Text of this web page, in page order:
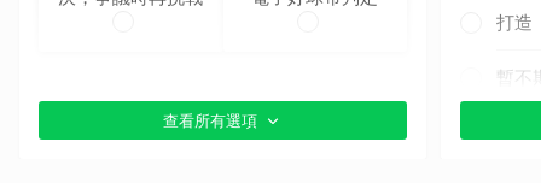
查看所有選項
打造
暫不